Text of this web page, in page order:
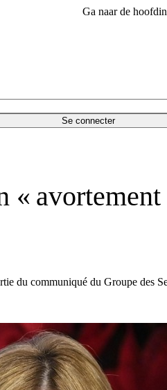
Ga naar de
Se connecter
«
du communiqué du Groupe des